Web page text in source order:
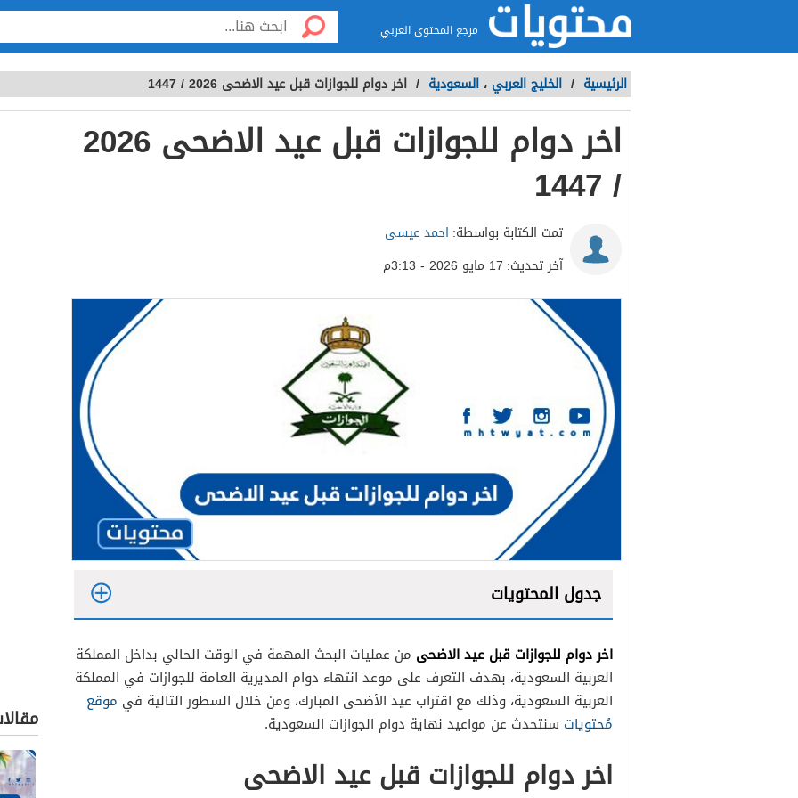
مرجع المحتوى العربي
الرئيسية / الخليج العربي ، السعودية / اخر دوام للجوازات قبل عيد الاضحى 2026 / 1447
اخر دوام للجوازات قبل عيد الاضحى 2026
/ 1447
تمت الكتابة بواسطة: احمد عيسى
آخر تحديث: 17 مايو 2026 - 3:13م
جدول المحتويات
اخر دوام للجوازات قبل عيد الاضحى من عمليات البحث المهمة في الوقت الحالي بداخل المملكة
العربية السعودية، بهدف التعرف على موعد انتهاء دوام المديرية العامة للجوازات في المملكة
العربية السعودية، وذلك مع اقتراب عيد الأضحى المبارك، ومن خلال السطور التالية في موقع
مُحتويات سنتحدث عن مواعيد نهاية دوام الجوازات السعودية.
اخر دوام للجوازات قبل عيد الاضحى